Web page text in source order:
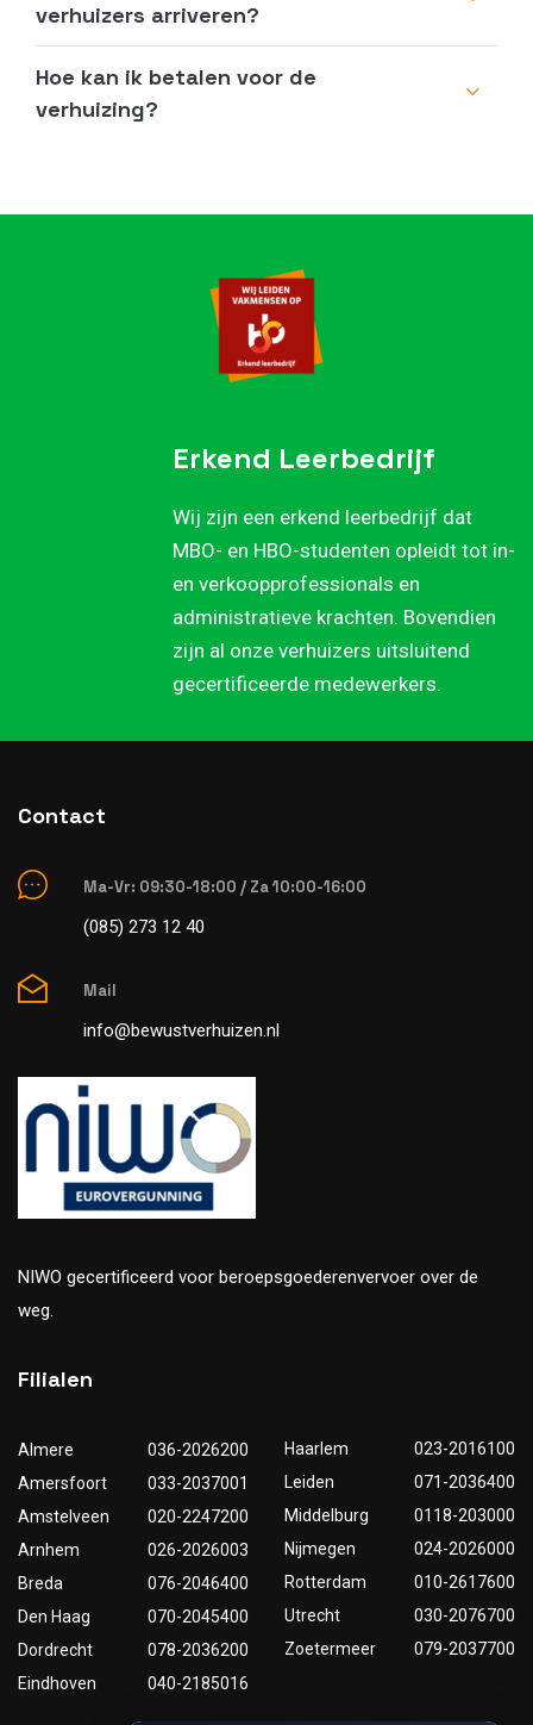
verhuizers arriveren?
Hoe kan ik betalen voor de
verhuizing?
Erkend Leerbedrijf
Wij zijn een erkend leerbedrijf dat
MBO- en HBO-studenten opleidt tot in-
en verkoopprofessionals en
administratieve krachten. Bovendien
zijn al onze verhuizers uitsluitend
gecertificeerde medewerkers.
Contact
Ma-Vr: 09:30-18:00 / Za 10:00-16:00
(085) 273 12 40
Mail
info@bewustverhuizen.nl
NIWO gecertificeerd voor beroepsgoederenvervoer over de
weg.
Filialen
Almere
036-2026200
Amersfoort
033-2037001
Amstelveen
020-2247200
Arnhem
026-2026003
Breda
076-2046400
Den Haag
070-2045400
Dordrecht
078-2036200
Eindhoven
040-2185016
Haarlem
023-2016100
Leiden
071-2036400
Middelburg
0118-203000
Nijmegen
024-2026000
Rotterdam
010-2617600
Utrecht
030-2076700
Zoetermeer
079-2037700